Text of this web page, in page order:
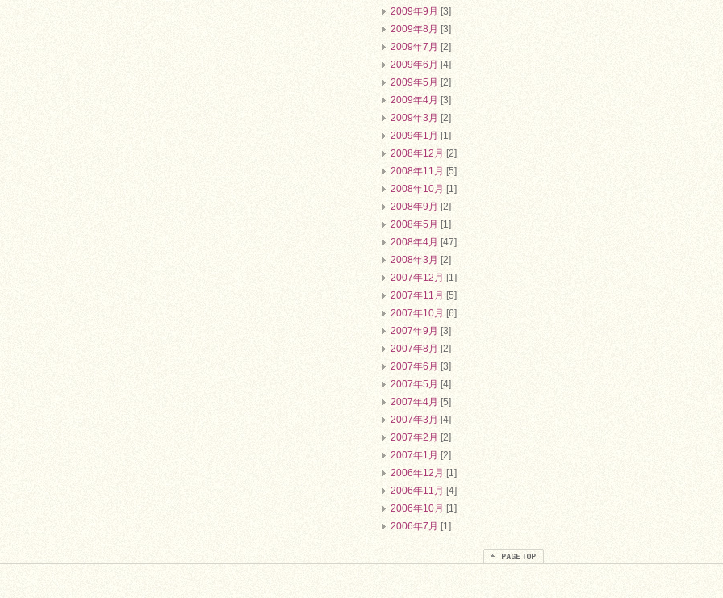
2009年9月 [3]
2009年8月 [3]
2009年7月 [2]
2009年6月 [4]
2009年5月 [2]
2009年4月 [3]
2009年3月 [2]
2009年1月 [1]
2008年12月 [2]
2008年11月 [5]
2008年10月 [1]
2008年9月 [2]
2008年5月 [1]
2008年4月 [47]
2008年3月 [2]
2007年12月 [1]
2007年11月 [5]
2007年10月 [6]
2007年9月 [3]
2007年8月 [2]
2007年6月 [3]
2007年5月 [4]
2007年4月 [5]
2007年3月 [4]
2007年2月 [2]
2007年1月 [2]
2006年12月 [1]
2006年11月 [4]
2006年10月 [1]
2006年7月 [1]